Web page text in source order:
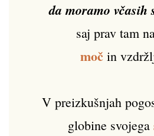
da moramo včasih
saj prav tam
močin
V preizkušnjah
globine svojega